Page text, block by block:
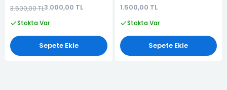
3.500,00 TL3.000,00 TL
Stokta Var
Sepete Ekle
1.500,00 TL
Stokta Var
Sepete Ekle